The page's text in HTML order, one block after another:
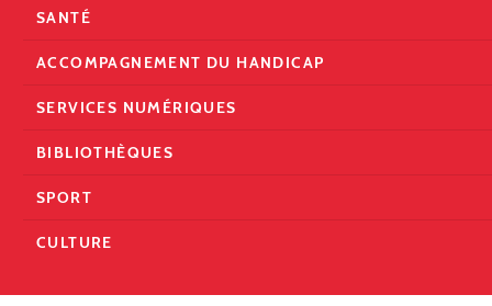
SANTÉ
ACCOMPAGNEMENT DU HANDICAP
SERVICES NUMÉRIQUES
BIBLIOTHÈQUES
SPORT
CULTURE